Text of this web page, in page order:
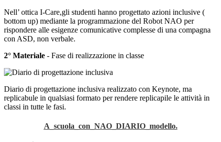
Nell’ ottica I-Care,gli studenti hanno progettato azioni inclusive (
bottom up) mediante la programmazione del Robot NAO per
rispondere alle esigenze comunicative complesse di una compagna
con ASD, non verbale.
2° Materiale - Fase di realizzazione in classe
Diario di progettazione inclusiva realizzato con Keynote, ma
replicabule in qualsiasi formato per rendere replicapile le attività in
classi in tutte le fasi.
A_scuola_con_NAO_DIARIO_modello.